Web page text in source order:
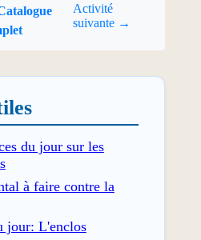
Activité
suivante →
du jour sur les
à faire contre la
jour: L'enclos